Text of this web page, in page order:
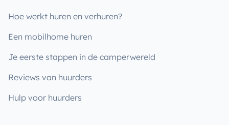
Hoe werkt huren en verhuren?
Een mobilhome huren
Je eerste stappen in de camperwereld
Reviews van huurders
Hulp voor huurders